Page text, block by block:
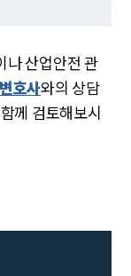
나 산업안전 관
호사와의 상담
께 검토해보시